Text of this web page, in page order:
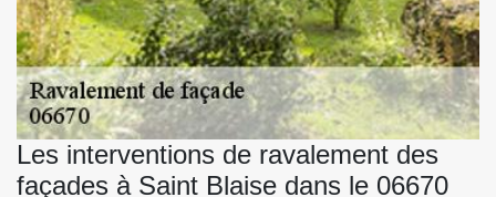
Les interventions de ravalement des
façades à Saint Blaise dans le 06670